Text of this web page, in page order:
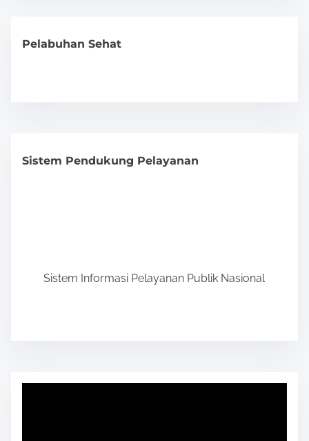
Pelabuhan Sehat
Sistem Pendukung Pelayanan
Sistem Informasi Pelayanan Publik Nasional